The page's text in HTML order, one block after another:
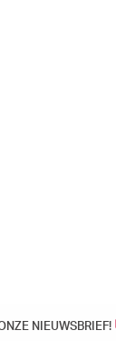
NIEUWSBRIEF!